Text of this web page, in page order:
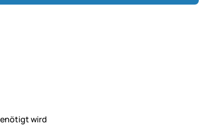
wird